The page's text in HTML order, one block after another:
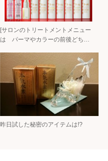
[サロンのトリートメントメニュー
は パーマやカラーの前後どち…
昨日試した秘密のアイテムは!?